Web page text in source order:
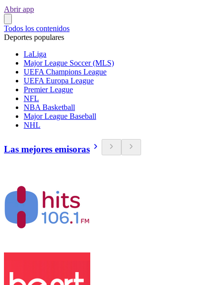
Abrir app
Todos los contenidos
Deportes populares
LaLiga
Major League Soccer (MLS)
UEFA Champions League
UEFA Europa League
Premier League
NFL
NBA Basketball
Major League Baseball
NHL
Las mejores emisoras